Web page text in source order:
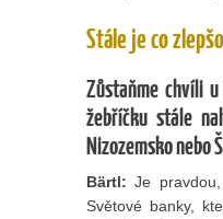
Stále je co
Zůstaňme chvíli
žebříčku stále
Nizozemsko nebo
Bärtl: Je
Světové banky,